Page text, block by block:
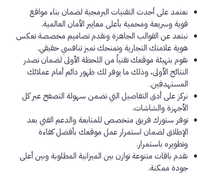
نعتمد على أحدث التقنيات البرمجية لضمان بناء مواقع
قوية وسريعة ومحمية بأعلى معايير الأمان العالمية.
نبتعد عن القوالب الجاهزة ونقدم تصاميم مخصصة تعكس
هوية علامتك التجارية وتمنحك تميز تنافسي حقيقي.
نقوم بتهيئة موقعك تقنياً من اللحظة الأولى لضمان تصدر
النتائج الأولى، وذلك ما يوفر لك ظهور دائم أمام عملائك
المستهدفين.
نركز على أدق التفاصيل التي تضمن سهولة التصفح عبر كل
الأجهزة والشاشات.
توفر ستورك فريق متخصص للمتابعة والدعم الفني بعد
الإطلاق لضمان استمرار عمل موقعك بأفضل كفاءة
وتطويره باستمرار.
نقدم باقات متنوعة توازن بين الميزانية المطلوبة وبين أعلى
جودة ممكنة.